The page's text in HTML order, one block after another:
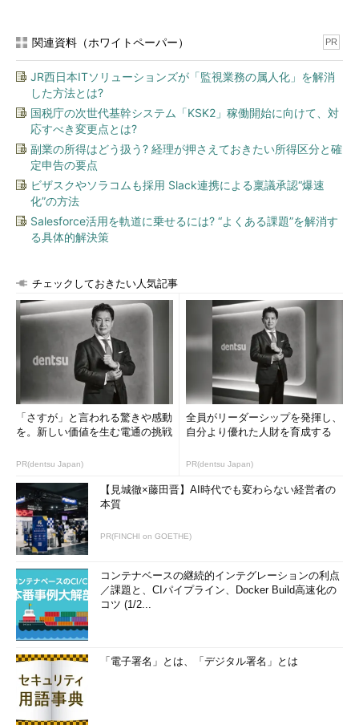
関連資料（ホワイトペーパー） PR
JR西日本ITソリューションズが「監視業務の属人化」を解消
した方法とは?
国税庁の次世代基幹システム「KSK2」稼働開始に向けて、対
応すべき変更点とは?
副業の所得はどう扱う? 経理が押さえておきたい所得区分と確
定申告の要点
ビザスクやソラコムも採用 Slack連携による稟議承認“爆速
化”の方法
Salesforce活用を軌道に乗せるには? “よくある課題”を解消す
る具体的解決策
チェックしておきたい人気記事
「さすが」と言われる驚きや感動
を。新しい価値を生む電通の挑戦
PR(dentsu Japan)
全員がリーダーシップを発揮し、
自分より優れた人財を育成する
PR(dentsu Japan)
【見城徹×藤田晋】AI時代でも変わらない経営者の
本質
PR(FINCHI on GOETHE)
コンテナベースの継続的インテグレーションの利点
／課題と、CIパイプライン、Docker Build高速化の
コツ (1/2...
「電子署名」とは、「デジタル署名」とは